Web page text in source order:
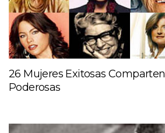
26 Mujeres Exitosas
Poderosas